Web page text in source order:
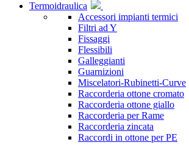
Termoidraulica
Accessori impianti termici
Filtri ad Y
Fissaggi
Flessibili
Galleggianti
Guarnizioni
Miscelatori-Rubinetti-Curve
Raccorderia ottone cromato
Raccorderia ottone giallo
Raccorderia per Rame
Raccorderia zincata
Raccordi in ottone per PE